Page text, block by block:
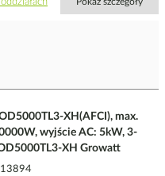
Pokaż szczegóły
XH(AFCI), max.
wyjście AC: 5kW, 3-
XH Growatt